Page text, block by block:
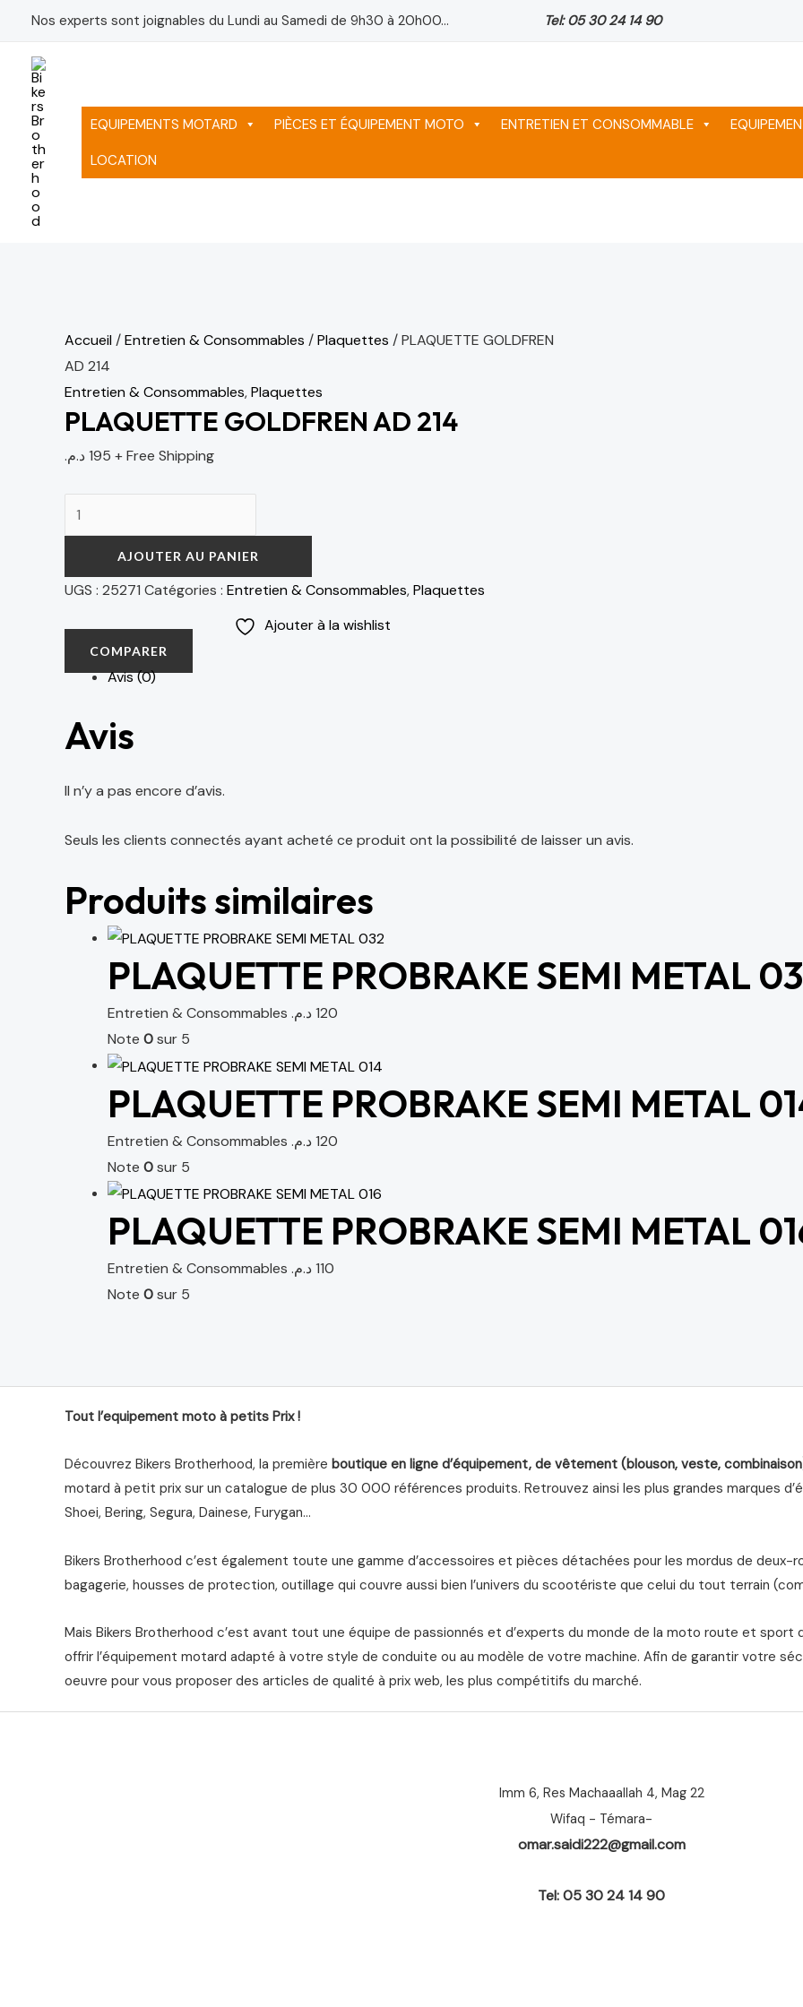
contenu
Nos experts sont joignables du Lundi au Samedi de 9h30 à 20h00... Tel: 05 30 24 14 90
EQUIPEMENTS MOTARD PIÈCES ET ÉQUIPEMENT MOTO ENTRETIEN ET CONSOMMABLE
LOCATION
Accueil/Entretien & Consommables /Plaquettes / PLAQUETTE GOLDFREN
AD 214
Entretien & Consommables,Plaquettes
PLAQUETTE GOLDFREN AD 214
195د.م. + Free Shipping
quantité
AJOUTER AU PANIER
UGS : 25271 Catégories : Entretien & Consommables,Plaquettes
Ajouter à la wishlist
COMPARER
Avis (0)
Avis
Il n’y a pas encore d’avis.
Seuls les clients connectés ayant acheté ce produit ont la possibilité de laisser un avis.
Produits similaires
PLAQUETTE PROBRAKE SEMI METAL
Entretien & Consommables 120د.م.
Note 0sur 5
PLAQUETTE PROBRAKE SEMI METAL
Entretien & Consommables 120د.م.
Note 0sur 5
PLAQUETTE PROBRAKE SEMI METAL
Entretien & Consommables 110د.م.
Note 0sur 5
Tout l’equipement moto à petits Prix !
Découvrez Bikers Brotherhood, la première boutique en ligne d’équipement, de vêtement (blouson, veste,
motard à petit prix sur un catalogue de plus 30 000 références produits. Retrouvez ainsi les plus grandes marques
Shoei, Bering, Segura, Dainese, Furygan…
Bikers Brotherhood c’est également toute une gamme d’accessoires et pièces détachées pour les mordus de
bagagerie, housses de protection, outillage qui couvre aussi bien l’univers du scootériste que celui du tout terrain
Mais Bikers Brotherhood c’est avant tout une équipe de passionnés et d’experts du monde de la moto route et
offrir l’équipement motard adapté à votre style de conduite ou au modèle de votre machine. Afin de garantir votre
oeuvre pour vous proposer des articles de qualité à prix web, les plus compétitifs du marché.
Imm 6, Res Machaaallah 4, Mag 22
Wifaq - Témara-
omar.saidi222@gmail.com
Tel: 05 30 24 14 90